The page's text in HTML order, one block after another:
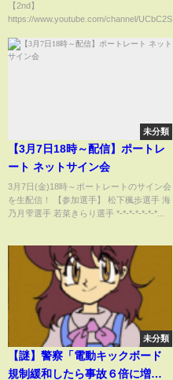
【2nd】
https://www.youtube.com/channel/
未分類
【3月7日18時～配信】ポートレ
ート ネットサイン会
3月7日(金)18時～ポートレートのサイン会
を生配信！ 【参加選手】 松下楓歩選手 海
乃月雫選手 若菜きらり選手 *-*-*-*-*-*-*...
未分類
【謎】警察「電動キックボード
規制緩和したら事故６倍に増え